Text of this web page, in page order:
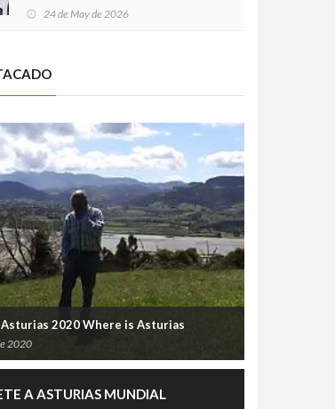
24 de May de 2026
Asturias 2020 Where is Asturias
2020
A ASTURIAS MUNDIAL